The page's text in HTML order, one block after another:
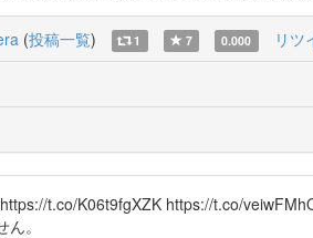
(投稿一覧) 1 7 0.000 リツ
t.co/K06t9fgXZK https://t.co/
。